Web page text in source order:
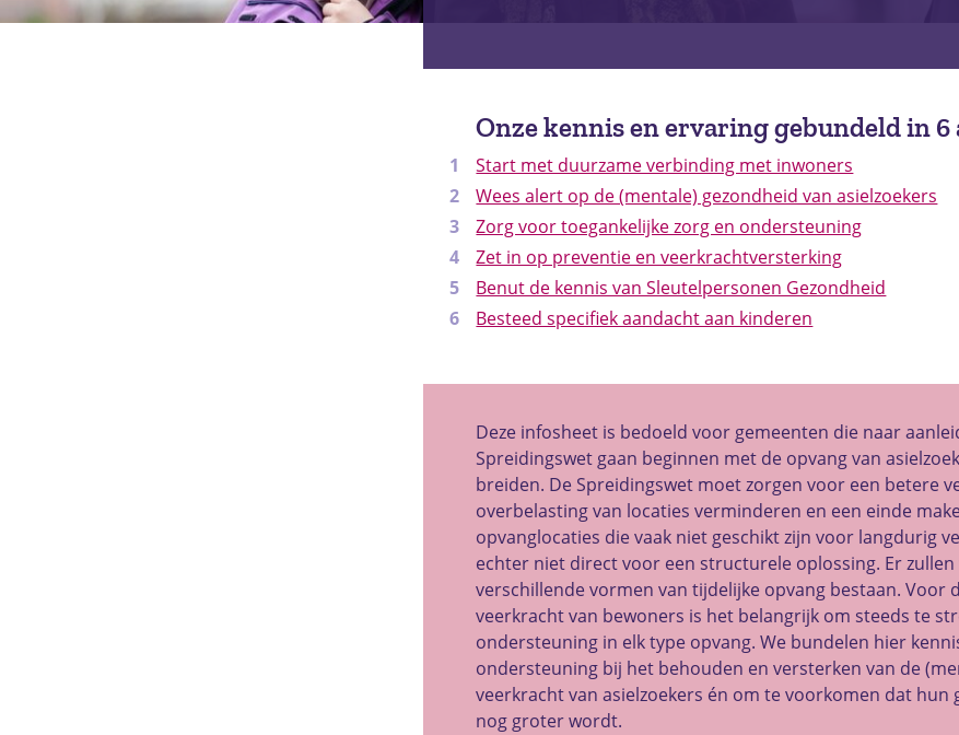
Onze kennis en ervaring gebundeld in 6
Start met duurzame verbinding met inwoners
Wees alert op de (mentale) gezondheid van asielzoekers
Zorg voor toegankelijke zorg en ondersteuning
Zet in op preventie en veerkrachtversterking
Benut de kennis van Sleutelpersonen Gezondheid
Besteed specifiek aandacht aan kinderen
Deze infosheet is bedoeld voor gemeenten die naar
Spreidingswet gaan beginnen met de opvang van
breiden. De Spreidingswet moet zorgen voor een betere
overbelasting van locaties verminderen en een einde
opvanglocaties die vaak niet geschikt zijn voor langdurig
echter niet direct voor een structurele oplossing. Er
verschillende vormen van tijdelijke opvang bestaan. Voor
veerkracht van bewoners is het belangrijk om steeds te
ondersteuning in elk type opvang. We bundelen hier
ondersteuning bij het behouden en versterken van de
veerkracht van asielzoekers én om te voorkomen dat hun
nog groter wordt.